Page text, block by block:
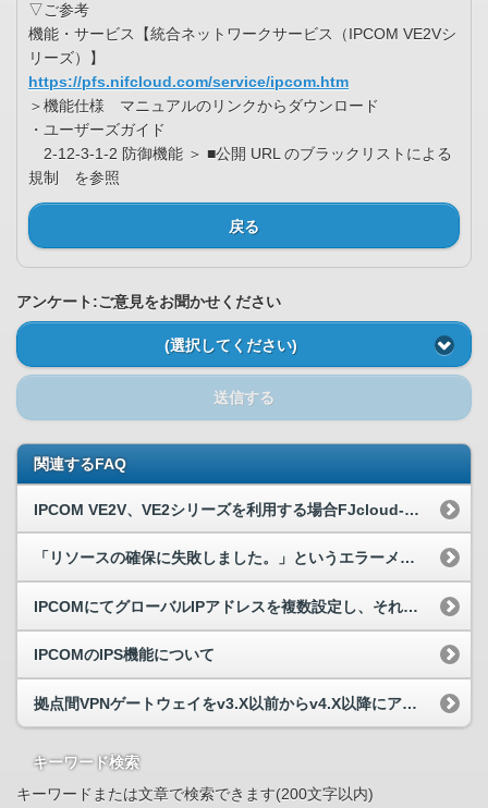
▽ご参考
機能・サービス【統合ネットワークサービス（IPCOM VE2Vシ
リーズ）】
https://pfs.nifcloud.com/service/ipcom.htm
＞機能仕様 マニュアルのリンクからダウンロード
・ユーザーズガイド
2-12-3-1-2 防御機能 ＞ ■公開 URL のブラックリストによる
規制 を参照
戻る
アンケート:ご意見をお聞かせください
(選択してください)
送信する
関連するFAQ
IPCOM VE2V、VE2シリーズを利用する場合FJcloud-Vのサービスである「マルチIPアドレス」は必須か。
「リソースの確保に失敗しました。」というエラーメッセージが出て、マルチIPアドレス関連の操作に失敗する。
IPCOMにてグローバルIPアドレスを複数設定し、それぞれで振り分け設定をすることは可能か。
IPCOMのIPS機能について
拠点間VPNゲートウェイをv3.X以前からv4.X以降にアップグレードしたところVPN通信に失敗した
キーワード検索
キーワードまたは文章で検索できます(200文字以内)